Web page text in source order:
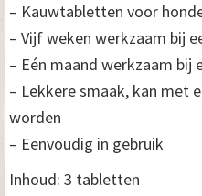
– Kauwtabletten voor
– Vijf weken werkzaam bij
– Eén maand werkzaam bij
– Lekkere smaak, kan met
worden
– Eenvoudig in gebruik
Inhoud: 3 tabletten